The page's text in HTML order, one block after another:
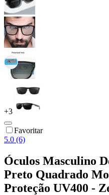
+3
Favoritar
5.0 (6)
Óculos Masculino
Preto Quadrado
Proteção UV400 -